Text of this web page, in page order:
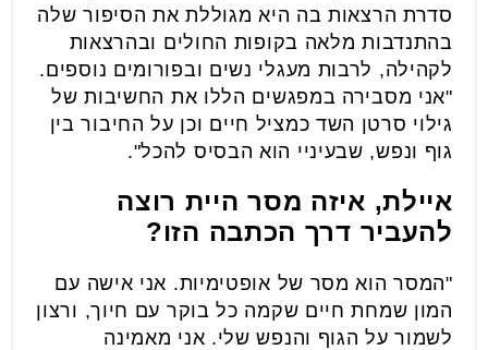
סדרת הרצאות בה היא מגוללת את הסיפור שלה
בהתנדבות מלאה בקופות החולים ובהרצאות
לקהילה, לרבות מעגלי נשים ובפורומים נוספים.
"אני מסבירה במפגשים הללו את החשיבות של
גילוי סרטן השד כמציל חיים וכן על החיבור בין
גוף ונפש, שבעיניי הוא הבסיס להכל".
איילת, איזה מסר היית רוצה
להעביר דרך הכתבה הזו?
"המסר הוא מסר של אופטימיות. אני אישה עם
המון שמחת חיים שקמה כל בוקר עם חיוך, ורצון
לשמור על הגוף והנפש שלי. אני מאמינה